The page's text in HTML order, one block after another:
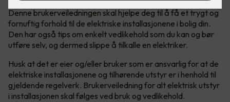
Denne brukerveiledningen skal hjelpe deg til å få et trygt og
fornuftig forhold til de elektriske installasjonene i bolig din.
Den har også tips om enkelt vedlikehold som du kan og bør
utføre selv, og dermed slippe å tilkalle en elektriker.
Husk at det er eier og/eller bruker som er ansvarlig for at de
elektriske installasjonene og tilhørende utstyr er i henhold til
gjeldende regelverk. Brukerveiledning for alt elektrisk utstyr
i installasjonen skal følges ved bruk og vedlikehold.